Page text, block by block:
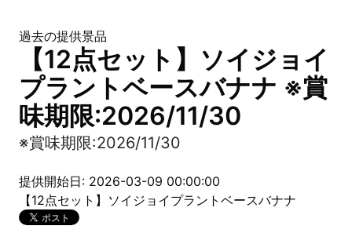
過去の提供景品
【12点セット】ソイジョイ
プラントベースバナナ ※賞
味期限:2026/11/30
※賞味期限:2026/11/30
提供開始日: 2026-03-09 00:00:00
【12点セット】ソイジョイプラントベースバナナ